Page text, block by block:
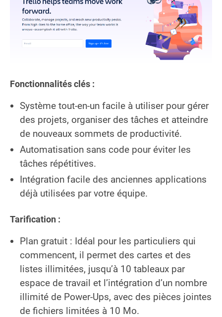
Fonctionnalités clés :
Système tout-en-un facile à utiliser pour gérer
des projets, organiser des tâches et atteindre
de nouveaux sommets de productivité.
Automatisation sans code pour éviter les
tâches répétitives.
Intégration facile des anciennes applications
déjà utilisées par votre équipe.
Tarification :
Plan gratuit : Idéal pour les particuliers qui
commencent, il permet des cartes et des
listes illimitées, jusqu’à 10 tableaux par
espace de travail et l’intégration d’un nombre
illimité de Power-Ups, avec des pièces jointes
de fichiers limitées à 10 Mo.